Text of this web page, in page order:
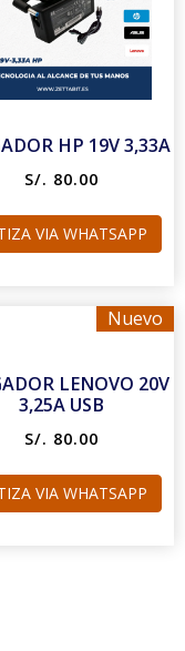
HP 19V 3,33A
S/. 80.00
VIA WHATSAPP
Nuevo
LENOVO 20V
3,25A USB
S/. 80.00
VIA WHATSAPP